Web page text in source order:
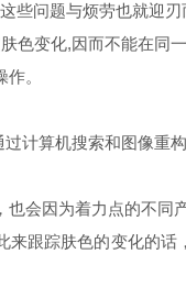
些问题与烦劳也就迎
变化,因而不能在同
。
计算机搜索和图像重
会因为着力点的不同
跟踪肤色的变化的